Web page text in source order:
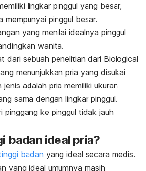
lingkar pinggul yang besar,
mempunyai pinggul besar.
yang menilai idealnya pinggul
wanita.
dari sebuah penelitian dari Biological
menunjukkan pria yang disukai
adalah pria memiliki ukuran
sama dengan lingkar pinggul.
pinggang ke pinggul tidak jauh
badan ideal pria?
badan yang ideal secara medis.
yang ideal umumnya masih